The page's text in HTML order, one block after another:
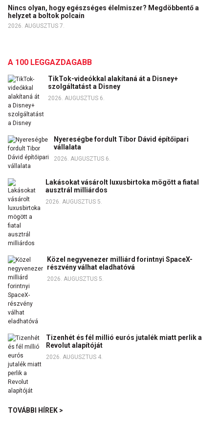
Nincs olyan, hogy egészséges élelmiszer? Megdöbbentő a
helyzet a boltok polcain
2026. AUGUSZTUS 7.
A 100 LEGGAZDAGABB
TikTok-videókkal alakítaná át a Disney+
szolgáltatást a Disney
2026. AUGUSZTUS 6.
Nyereségbe fordult Tibor Dávid építőipari
vállalata
2026. AUGUSZTUS 6.
Lakásokat vásárolt luxusbirtoka mögött a fiatal
ausztrál milliárdos
2026. AUGUSZTUS 5.
Közel negyvenezer milliárd forintnyi SpaceX-
részvény válhat eladhatóvá
2026. AUGUSZTUS 5.
Tizenhét és fél millió eurós jutalék miatt perlik a
Revolut alapítóját
2026. AUGUSZTUS 4.
TOVÁBBI HÍREK >